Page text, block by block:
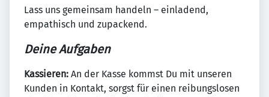
Lass uns gemeinsam handeln – einladend,
empathisch und zupackend.
Deine Aufgaben
Kassieren: An der Kasse kommst Du mit unseren
Kunden in Kontakt, sorgst für einen reibungslosen